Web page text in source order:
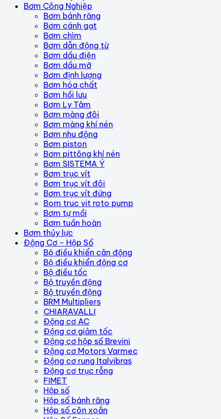
Bơm Công Nghiệp
Bơm bánh răng
Bơm cánh gạt
Bơm chìm
Bơm dẫn động từ
Bơm dầu điện
Bơm dầu mỡ
Bơm định lượng
Bơm hóa chất
Bơm hồi lưu
Bơm Ly Tâm
Bơm màng đôi
Bơm màng khí nén
Bơm nhu động
Bơm piston
Bơm pittông khí nén
Bơm SISTEMA Ý
Bơm trục vít
Bơm trục vít đôi
Bơm trục vít đứng
Bom truc vit roto pump
Bơm tự mồi
Bơm tuần hoàn
Bơm thủy lực
Động Cơ - Hộp Số
Bộ điều khiển cân động
Bộ điều khiển động cơ
Bộ điều tốc
Bộ truyền động
Bộ truyền động
BRM Multipliers
CHIARAVALLI
Động cơ AC
Động cơ giảm tốc
Động cơ hộp số Brevini
Động cơ Motors Varmec
Động cơ rung Italvibras
Động cơ trục rỗng
FIMET
Hộp số
Hộp số bánh răng
Hộp số côn xoắn